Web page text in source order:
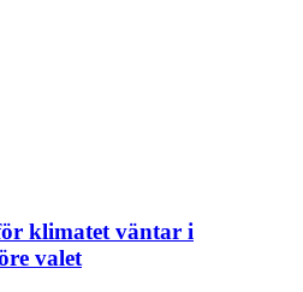
klimatet väntar i
valet